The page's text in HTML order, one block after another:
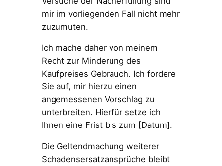
mir im vorliegenden Fall nicht mehr
zuzumuten.
Ich mache daher von meinem
Recht zur Minderung des
Kaufpreises Gebrauch. Ich fordere
Sie auf, mir hierzu einen
angemessenen Vorschlag zu
unterbreiten. Hierfür setze ich
Ihnen eine Frist bis zum [Datum].
Die Geltendmachung weiterer
Schadensersatzansprüche bleibt